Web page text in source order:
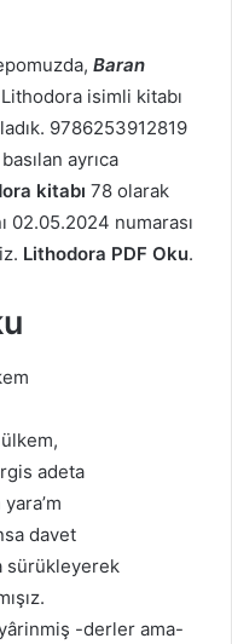
Baran
isimli kitabı
9786253912819
ayrıca
kitabı 78 olarak
02.05.2024 numarası
Lithodora PDF Oku.
adeta
davet
sürükleyerek
-derler ama-